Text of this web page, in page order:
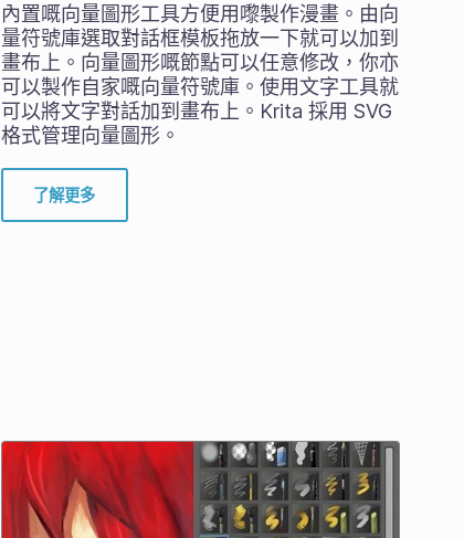
內置嘅向量圖形工具方便用嚟製作漫畫。由向
量符號庫選取對話框模板拖放一下就可以加到
畫布上。向量圖形嘅節點可以任意修改，你亦
可以製作自家嘅向量符號庫。使用文字工具就
可以將文字對話加到畫布上。Krita 採用 SVG
格式管理向量圖形。
了解更多